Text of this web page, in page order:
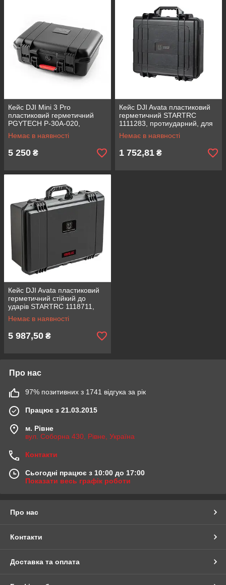
Кейс DJI Mini 3 Pro
пластиковий герметичний
PGYTECH P-30A-020,
ударостійкий,
водонепроникний, для 7
Немає в наявності
5 250 ₴
Кейс DJI Avata пластиковий
герметичний STARTRC
1111283, протиударний, для
зберігання та
транспортування, з ремінцем
Немає в наявності
1 752,81 ₴
Кейс DJI Avata пластиковий
герметичний стійкий до
ударів STARTRC 1118711,
протиударний, для
транспортування, з ручкою
Немає в наявності
5 987,50 ₴
Про нас
97% позитивних з 1741 відгука за рік
Працює з 21.03.2015
м. Рівне
вул. Соборна 430, Рівне, Україна
Контакти
Сьогодні працює з 10:00 до 17:00
Показати весь графік роботи
Про нас
Контакти
Доставка та оплата